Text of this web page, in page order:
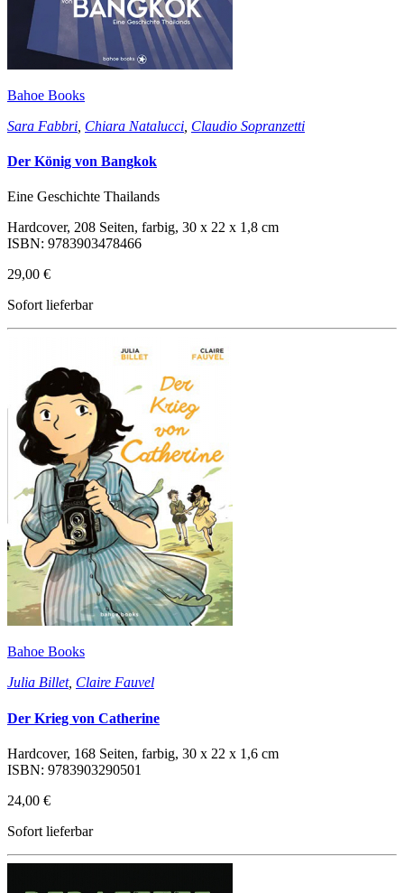
Bahoe Books
Sara Fabbri Chiara Natalucci Claudio Sopranzetti
Der König von Bangkok
Eine Geschichte Thailands
Hardcover, 208 Seiten, farbig, 30 x 22 x 1,8 cm
ISBN: 9783903478466
29,00 €
Sofort lieferbar
Bahoe Books
Julia Billet, Claire Fauvel
Der Krieg von Catherine
Hardcover, 168 Seiten, farbig, 30 x 22 x 1,6 cm
ISBN: 9783903290501
24,00 €
Sofort lieferbar